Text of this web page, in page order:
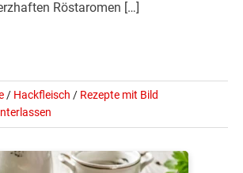
Röstaromen […]
/ Hackfleisch / Rezepte mit Bild